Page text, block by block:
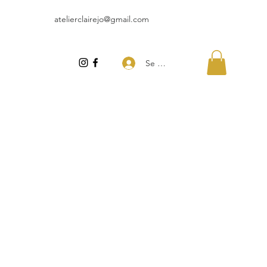
atelierclairejo@gmail.com
Se connecter